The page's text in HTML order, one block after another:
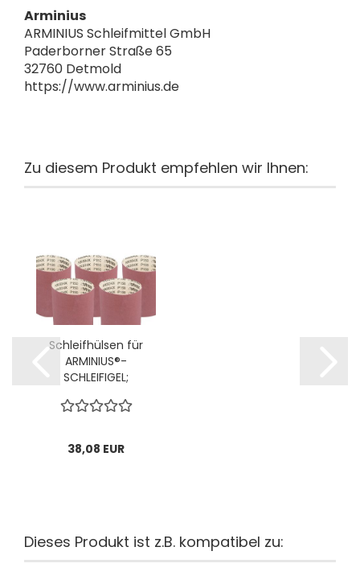
Arminius
ARMINIUS Schleifmittel GmbH
Paderborner Straße 65
32760 Detmold
https://www.arminius.de
Zu diesem Produkt empfehlen wir Ihnen:
Schleifhülsen für
ARMINIUS®-
SCHLEIFIGEL;
VPE = 5 Stck
38,08 EUR
Dieses Produkt ist z.B. kompatibel zu: